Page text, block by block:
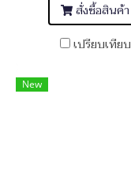
สั่งซื้อสินค้า
เปรียบเทียบ
New